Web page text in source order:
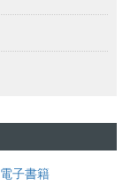
電子書籍